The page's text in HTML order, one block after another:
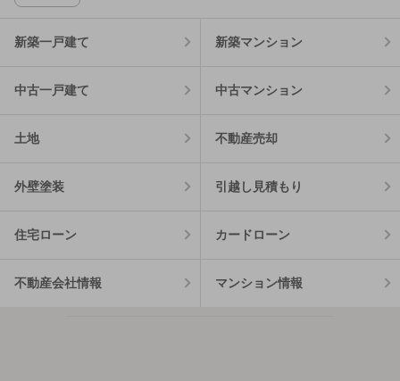
新築一戸建て 新築マンション
中古一戸建て 中古マンション
土地 不動産売却
外壁塗装 引越し見積もり
住宅ローン カードローン
不動産会社情報 マンション情報